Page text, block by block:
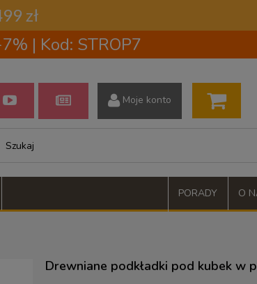
zł
| Kod: STROP7
Moje konto
O
PORADY
Drewniane podkładki pod kubek w